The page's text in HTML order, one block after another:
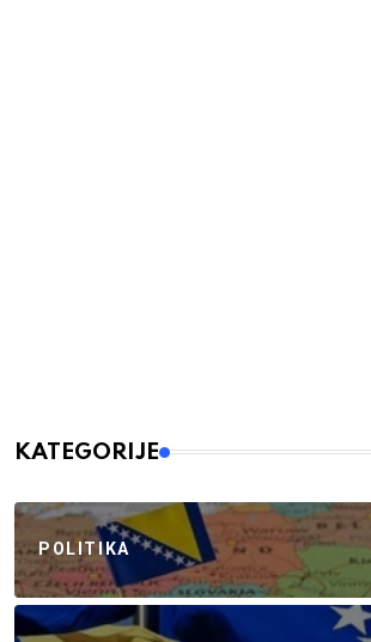
KATEGORIJE
POLITIKA